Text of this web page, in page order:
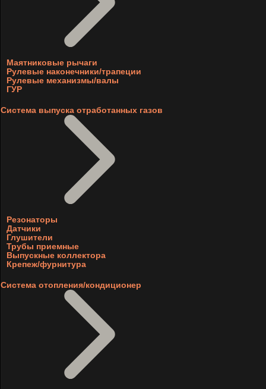
Маятниковые рычаги
Рулевые наконечники/трапеции
Рулевые механизмы/валы
ГУР
Система выпуска отработанных газов
Резонаторы
Датчики
Глушители
Трубы приемные
Выпускные коллектора
Крепеж/фурнитура
Система отопления/кондиционер